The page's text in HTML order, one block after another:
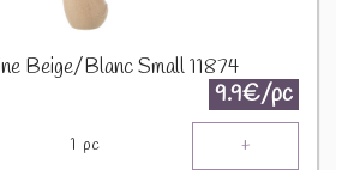
Beige/Blanc Small 11874
9.9€/pc
1 pc +